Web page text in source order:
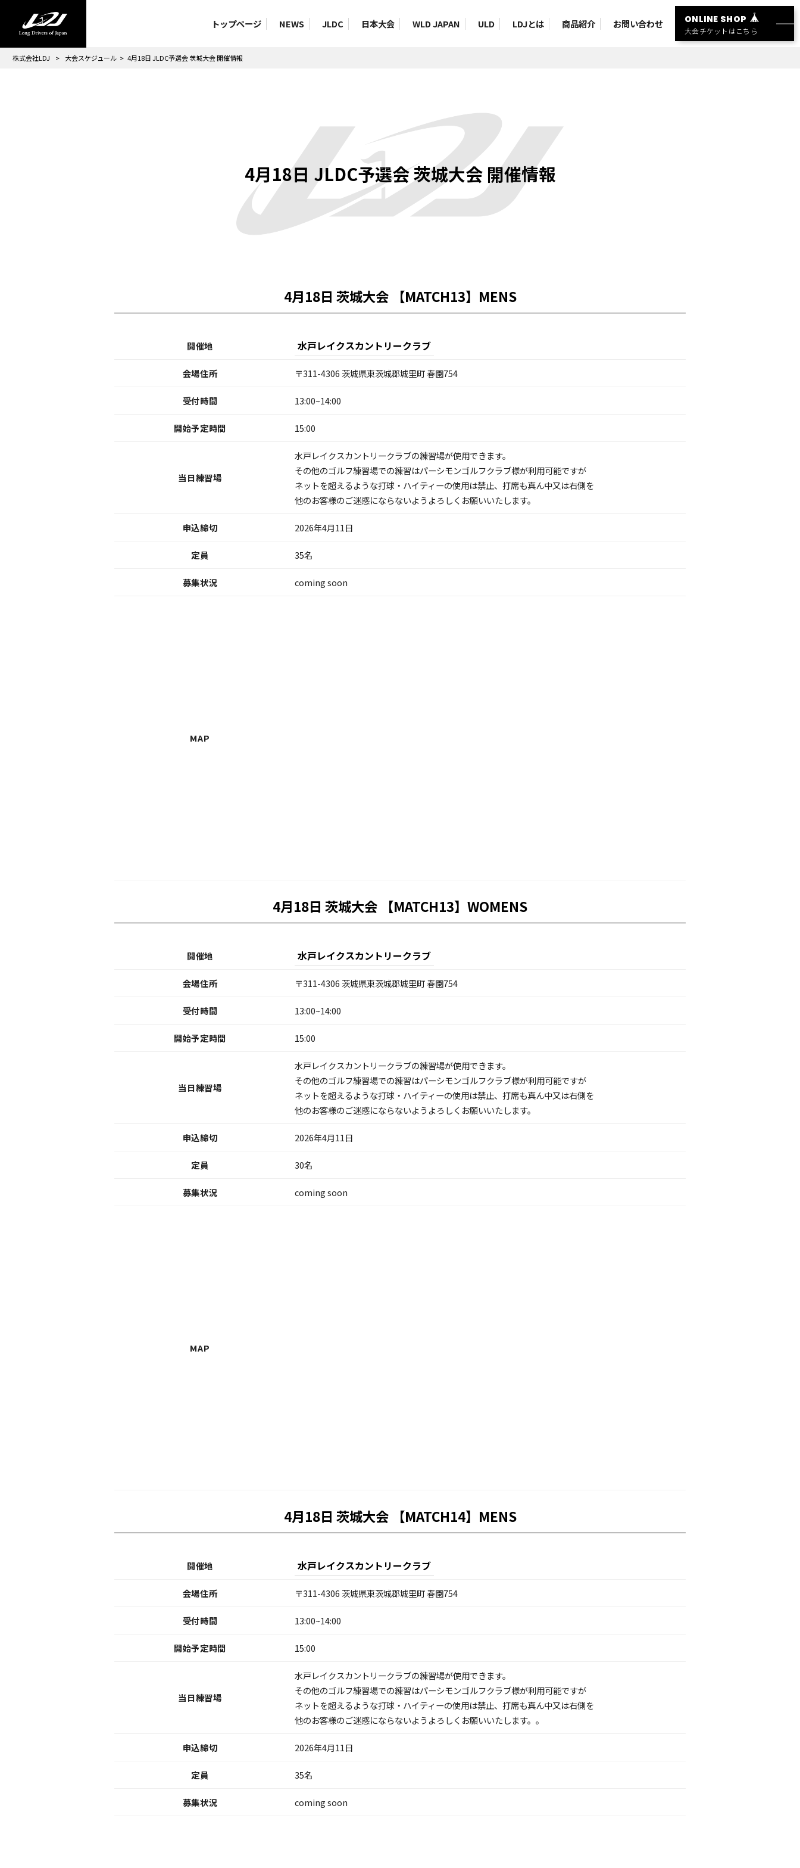
トップページ NEWS JLDC 日本大会 WLD JAPAN ULD LDJとは 商品紹介 お問い合わせ ONLINE SHOP
大会チケットはこちら
株式会社LDJ > 大会スケジュール > 4月18日 JLDC予選会 茨城大会 開催情報
4月18日 JLDC予選会 茨城大会 開催情報
4月18日 茨城大会 【MATCH13】MENS
開催地 水戸レイクスカントリークラブ
会場住所 〒311-4306 茨城県東茨城郡城里町 春園754
受付時間 13:00~14:00
開始予定時間 15:00
当日練習場
水戸レイクスカントリークラブの練習場が使用できます。
その他のゴルフ練習場での練習はパーシモンゴルフクラブ様が利用可能ですが
ネットを超えるような打球・ハイティーの使用は禁止、打席も真ん中又は右側を
他のお客様のご迷惑にならないようよろしくお願いいたします。
申込締切 2026年4月11日
定員 35名
募集状況 coming soon
MAP
4月18日 茨城大会 【MATCH13】WOMENS
開催地 水戸レイクスカントリークラブ
会場住所 〒311-4306 茨城県東茨城郡城里町 春園754
受付時間 13:00~14:00
開始予定時間 15:00
当日練習場
水戸レイクスカントリークラブの練習場が使用できます。
その他のゴルフ練習場での練習はパーシモンゴルフクラブ様が利用可能ですが
ネットを超えるような打球・ハイティーの使用は禁止、打席も真ん中又は右側を
他のお客様のご迷惑にならないようよろしくお願いいたします。
申込締切 2026年4月11日
定員 30名
募集状況 coming soon
MAP
4月18日 茨城大会 【MATCH14】MENS
開催地 水戸レイクスカントリークラブ
会場住所 〒311-4306 茨城県東茨城郡城里町 春園754
受付時間 13:00~14:00
開始予定時間 15:00
当日練習場
水戸レイクスカントリークラブの練習場が使用できます。
その他のゴルフ練習場での練習はパーシモンゴルフクラブ様が利用可能ですが
ネットを超えるような打球・ハイティーの使用は禁止、打席も真ん中又は右側を
他のお客様のご迷惑にならないようよろしくお願いいたします。。
申込締切 2026年4月11日
定員 35名
募集状況 coming soon